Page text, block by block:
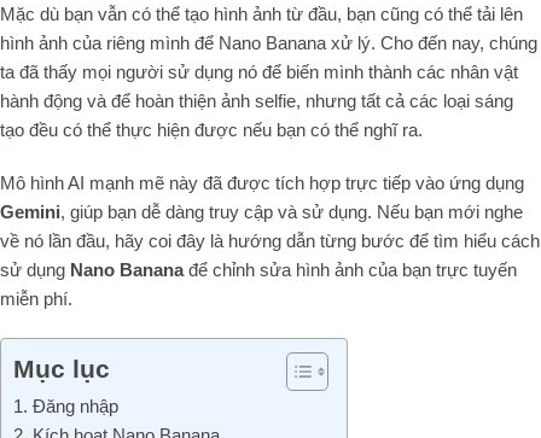
Mặc dù bạn vẫn có thể tạo hình ảnh từ đầu, bạn cũng có thể tải lên
hình ảnh của riêng mình để Nano Banana xử lý. Cho đến nay, chúng
ta đã thấy mọi người sử dụng nó để biến mình thành các nhân vật
hành động và để hoàn thiện ảnh selfie, nhưng tất cả các loại sáng
tạo đều có thể thực hiện được nếu bạn có thể nghĩ ra.
Mô hình AI mạnh mẽ này đã được tích hợp trực tiếp vào ứng dụng
Gemini, giúp bạn dễ dàng truy cập và sử dụng. Nếu bạn mới nghe
về nó lần đầu, hãy coi đây là hướng dẫn từng bước để tìm hiểu cách
sử dụng Nano Bananađể chỉnh sửa hình ảnh của bạn trực tuyến
miễn phí.
Mục lục
1. Đăng nhập